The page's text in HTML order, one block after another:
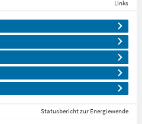
Links
Statusbericht zur Energiewende